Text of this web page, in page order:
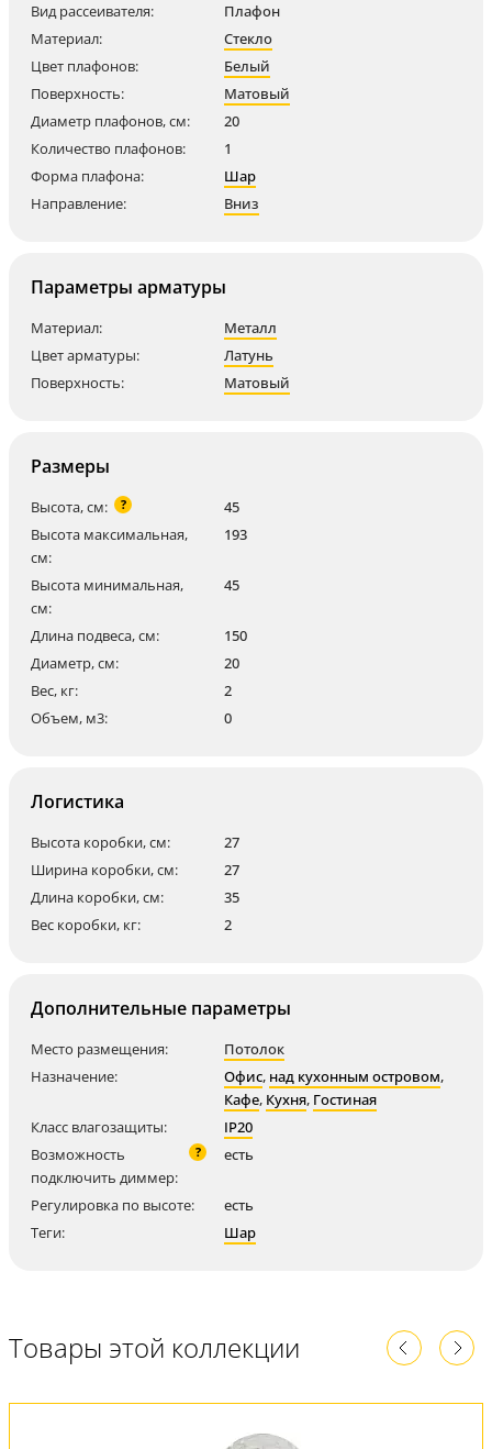
Вид рассеивателя:
Плафон
Материал:
Стекло
Цвет плафонов:
Белый
Поверхность:
Матовый
Диаметр плафонов, см:
20
Количество плафонов:
1
Форма плафона:
Шар
Направление:
Вниз
Параметры арматуры
Материал:
Металл
Цвет арматуры:
Латунь
Поверхность:
Матовый
Размеры
Высота, см: ?
45
Высота максимальная,
см:
193
Высота минимальная,
см:
45
Длина подвеса, см:
150
Диаметр, см:
20
Вес, кг:
2
Объем, м3:
0
Логистика
Высота коробки, см:
27
Ширина коробки, см:
27
Длина коробки, см:
35
Вес коробки, кг:
2
Дополнительные параметры
Место размещения:
Потолок
Назначение:
Офис, над кухонным островом,
Кафе, Кухня, Гостиная
Класс влагозащиты:
IP20
Возможность
подключить диммер:
? есть
Регулировка по высоте:
есть
Теги:
Шар
Товары этой коллекции